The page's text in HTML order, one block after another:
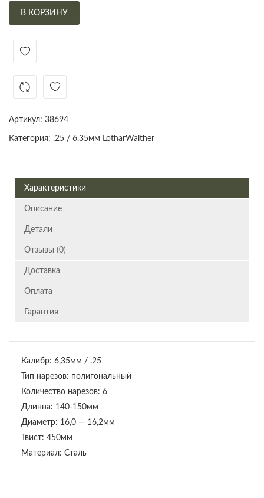
В КОРЗИНУ
Артикул: 38694
Категория: .25 / 6.35мм LotharWalther
Характеристики
Описание
Детали
Отзывы (0)
Доставка
Оплата
Гарантия
Калибр: 6,35мм / .25
Тип нарезов: полигональный
Количество нарезов: 6
Длинна: 140-150мм
Диаметр: 16,0 — 16,2мм
Твист: 450мм
Материал: Сталь